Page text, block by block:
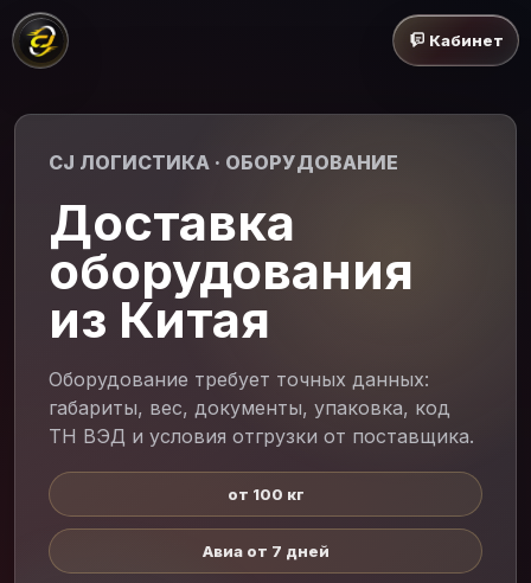
Кабинет
CJ ЛОГИСТИКА · ОБОРУДОВАНИЕ
Доставка
оборудования
из Китая
Оборудование требует точных данных:
габариты, вес, документы, упаковка, код
ТН ВЭД и условия отгрузки от поставщика.
от 100 кг
Авиа от 7 дней